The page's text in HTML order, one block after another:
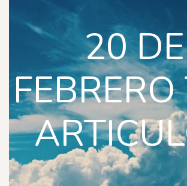
20 DE